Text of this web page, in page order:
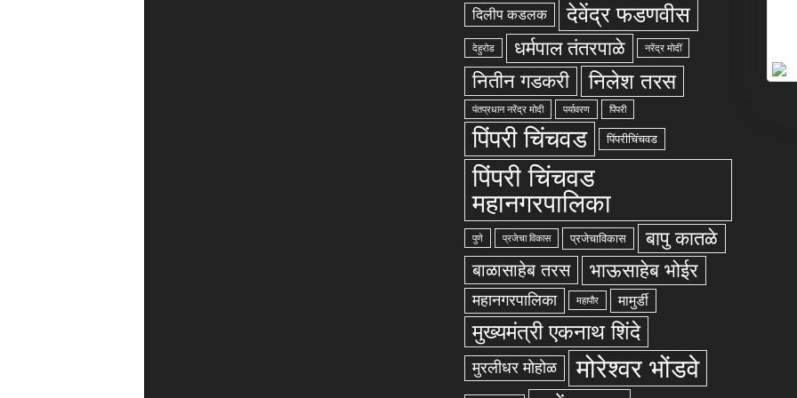
दिलीप कडलक देवेंद्र फडणवीस
देहुरोड धर्मपाल तंतरपाळे नरेंद्र मोदीं
नितीन गडकरी निलेश तरस
पंतप्रधान नरेंद्र मोदी पर्यावरण पिंपरी
पिंपरी चिंचवड पिंपरीचिंचवड
पिंपरी चिंचवड
महानगरपालिका
पुणे प्रजेचा विकास प्रजेचाविकास बापु कातळे
बाळासाहेब तरस भाऊसाहेब भोईर
महानगरपालिका महापौर मामुर्डी
मुख्यमंत्री एकनाथ शिंदे
मुरलीधर मोहोळ मोरेश्वर भोंडवे